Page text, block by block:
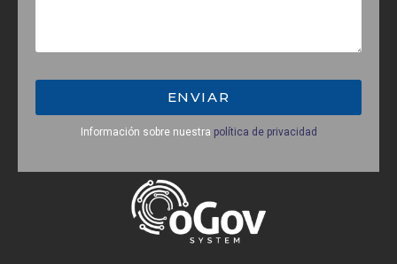
ENVIAR
Información sobre nuestra política de privacidad